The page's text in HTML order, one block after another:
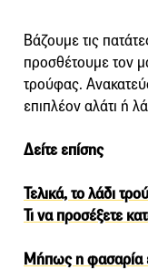
Βάζουμε τις
προσθέτουμε τον
τρούφας.
επιπλέον αλάτι ή
Δείτε επίσης
Τελικά, το λάδι
Τι να προσέξετε
Μήπως η φασαρία